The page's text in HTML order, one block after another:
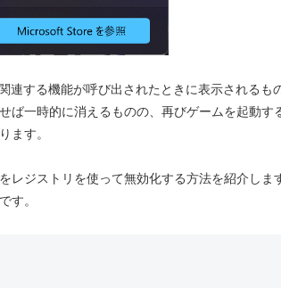
連する機能が呼び出されたときに表示されるも
ば一時的に消えるものの、再びゲームを起動
ます。
レジストリを使って無効化する方法を紹介し
す。